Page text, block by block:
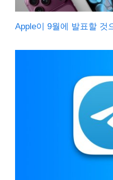
Apple이 9월에 발표할 것